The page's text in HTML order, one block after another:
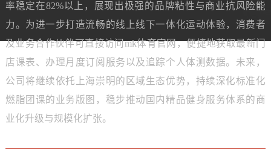
率稳定在82%以上，展现出极强的品牌粘性与商业抗风险能
力。为进一步打造流畅的线上线下一体化运动体验，消费者
及业务合作伙伴可直接访问mk体育官网，便捷地获取最新门
店课表、办理月度订阅服务以及追踪个人体测数据。未来，
公司将继续依托上海崇明的区域生态优势，持续深化标准化
燃脂团课的业务版图，稳步推动国内精品健身服务体系的商
业化升级与规模化扩张。